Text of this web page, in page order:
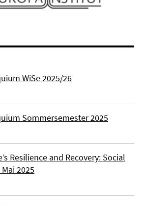
WiSe 2025/26
Sommersemester 2025
Resilience and Recovery: Social
2025